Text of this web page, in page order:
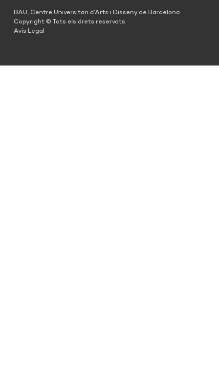
BAU, Centre Universitari d’Arts i Disseny de Barcelona.
Copyright © Tots els drets reservats.
Avís Legal